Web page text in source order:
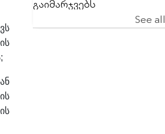
გაიმარჯვებს
See all